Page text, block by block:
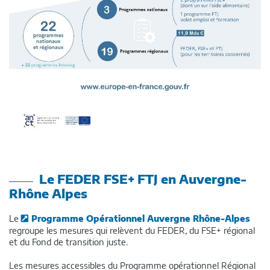
Le FEDER FSE+ FTJ en Auvergne-
Rhône Alpes
Le
Programme Opérationnel Auvergne Rhône-Alpes
regroupe les mesures qui relèvent du FEDER, du FSE+ régional
et du Fond de transition juste.
Les mesures accessibles du Programme opérationnel Régional